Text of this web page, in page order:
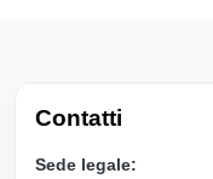
Contatti
Sede legale: